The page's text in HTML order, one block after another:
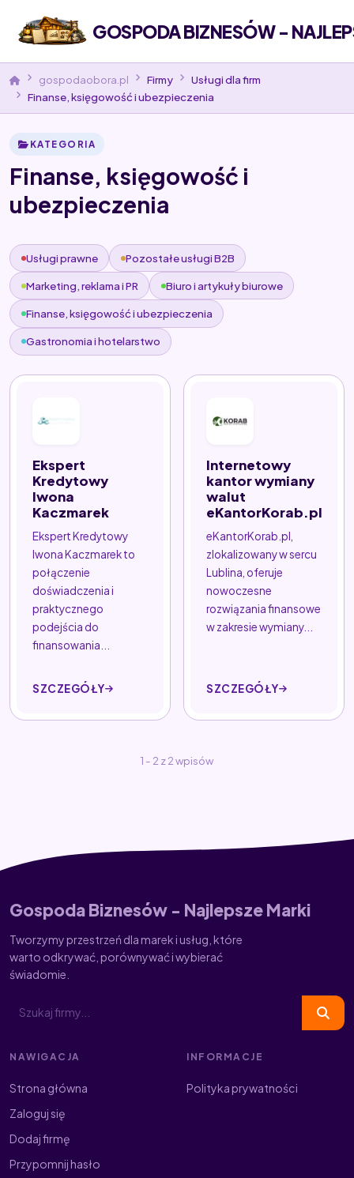
GOSPODA BIZNESÓW -
gospodaobora.pl Firmy
Usługi dla firm
Finanse, księgowość i ubezpieczenia
KATEGORIA
Finanse, księgowość i
ubezpieczenia
Usługi prawne Pozostałe usługi B2B
Marketing, reklama i PR Biuro i artykuły biurowe
Finanse, księgowość i ubezpieczenia
Gastronomia i hotelarstwo
Ekspert
Kredytowy
Iwona
Kaczmarek
Ekspert Kredytowy
Iwona Kaczmarek to
połączenie
doświadczenia i
praktycznego
podejścia do
finansowania...
SZCZEGÓŁY
Internetowy
kantor wymiany
walut
eKantorKorab.pl
eKantorKorab.pl,
zlokalizowany w sercu
Lublina, oferuje
nowoczesne
rozwiązania finansowe
w zakresie wymiany...
SZCZEGÓŁY
1 - 2 z 2 wpisów
Gospoda Biznesów - Najlepsze Marki
Tworzymy przestrzeń dla marek i usług, które
warto odkrywać, porównywać i wybierać
świadomie.
NAWIGACJA
Strona główna
Zaloguj się
Dodaj firmę
Przypomnij hasło
INFORMACJE
Polityka prywatności